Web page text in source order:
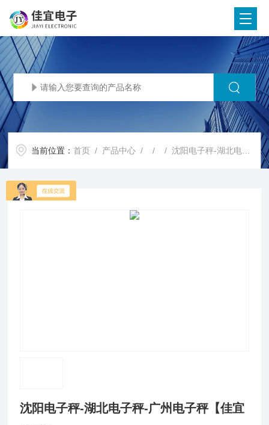
当前位置：首页 / 产品中心 / / / 沈阳电子秤-湖北电子秤-广州电子秤【佳宜电子】
沈阳电子秤-湖北电子秤-广州电子秤【佳宜